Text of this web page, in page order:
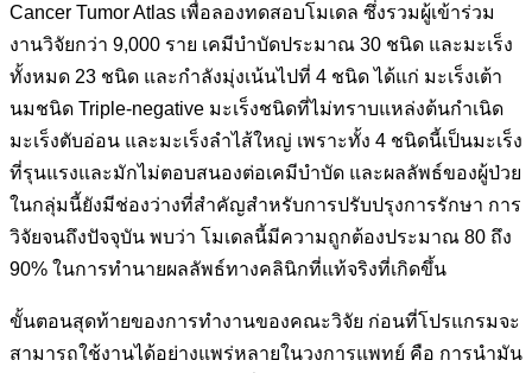
Cancer Tumor Atlas เพื่อลองทดสอบโมเดล ซึ่งรวมผู้เข้าร่วม
งานวิจัยกว่า 9,000 ราย เคมีบำบัดประมาณ 30 ชนิด และมะเร็ง
ทั้งหมด 23 ชนิด และกำลังมุ่งเน้นไปที่ 4 ชนิด ได้แก่ มะเร็งเต้า
นมชนิด Triple-negative มะเร็งชนิดที่ไม่ทราบแหล่งต้นกำเนิด
มะเร็งตับอ่อน และมะเร็งลำไส้ใหญ่ เพราะทั้ง 4 ชนิดนี้เป็นมะเร็ง
ที่รุนแรงและมักไม่ตอบสนองต่อเคมีบำบัด และผลลัพธ์ของผู้ป่วย
ในกลุ่มนี้ยังมีช่องว่างที่สำคัญสำหรับการปรับปรุงการรักษา การ
วิจัยจนถึงปัจจุบัน พบว่า โมเดลนี้มีความถูกต้องประมาณ 80 ถึง
90% ในการทำนายผลลัพธ์ทางคลินิกที่แท้จริงที่เกิดขึ้น
ขั้นตอนสุดท้ายของการทำงานของคณะวิจัย ก่อนที่โปรแกรมจะ
สามารถใช้งานได้อย่างแพร่หลายในวงการแพทย์ คือ การนำมัน